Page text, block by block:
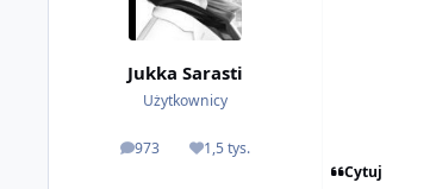
Jukka Sarasti
Użytkownicy
973
odpowiedzi1,5 tys.
Reputacja
Cytuj